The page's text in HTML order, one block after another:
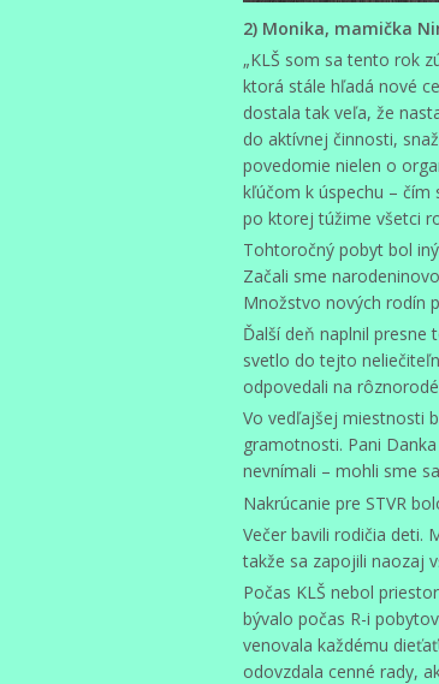
2) Monika, mamička
„KLŠ som sa tento rok
ktorá stále hľadá nové
dostala tak veľa, že
do aktívnej činnosti,
povedomie nielen o
kľúčom k úspechu –
po ktorej túžime všetci
Tohtoročný pobyt bol
Začali sme
Množstvo nových rodín
Ďalší deň naplnil presne
svetlo do tejto
odpovedali na
Vo vedľajšej miestnosti
gramotnosti. Pani
nevnímali – mohli sme
Nakrúcanie pre STVR
Večer bavili rodičia deti.
takže sa zapojili naozaj
Počas KLŠ nebol
bývalo počas R-i
venovala každému
odovzdala cenné rady,